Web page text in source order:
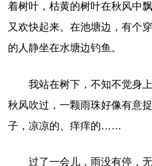
着树叶，枯黄的树叶在秋风中
又欢快起来。在池塘边，有个
的人静坐在水塘边钓鱼。
我站在树下，不知不觉身
秋风吹过，一颗雨珠好像有意
子，凉凉的、痒痒的……
过了一会儿，雨没有停，